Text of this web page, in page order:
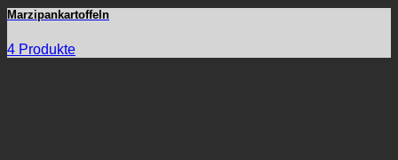
Marzipankartoffeln
4 Produkte